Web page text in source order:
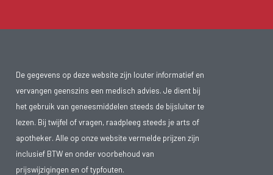
De gegevens op deze website zijn louter informatief en
vervangen geenszins een medisch advies. Je dient bij
het gebruik van geneesmiddelen steeds de bijsluiter te
lezen. Bij twijfel of vragen, raadpleeg steeds je arts of
apotheker. Alle op onze website vermelde prijzen zijn
inclusief BTW en onder voorbehoud van
prijswijzigingen en of typfouten.